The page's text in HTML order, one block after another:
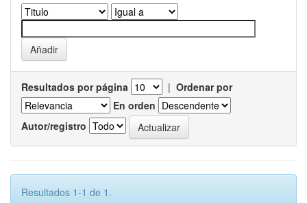
Resultados por página | Ordenar por
En orden
Autor/registro
Resultados 1-1 de 1.